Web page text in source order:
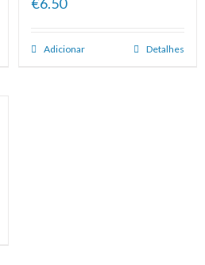
Adicionar Detalhes